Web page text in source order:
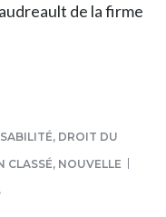
de la firme
, DROIT DU
CLASSÉ, NOUVELLE